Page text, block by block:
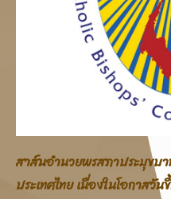
สาส์นอภิบาลสภาประมุขบาท
ประเทศไทย โอกาสสมโภชพ